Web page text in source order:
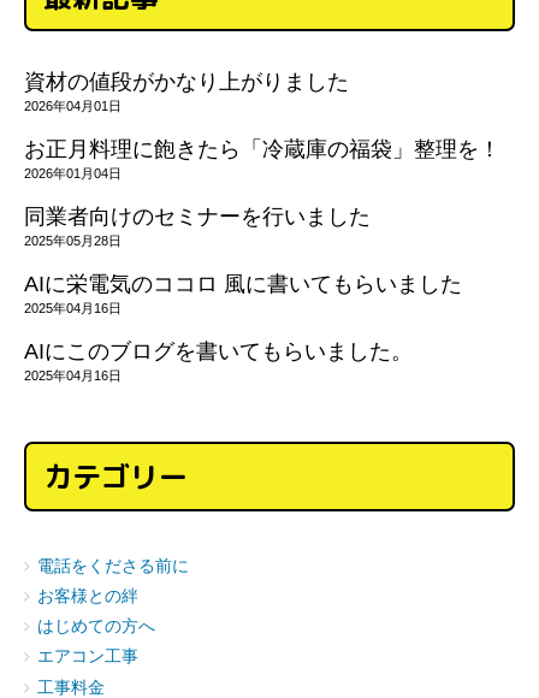
資材の値段がかなり上がりました
2026年04月01日
お正月料理に飽きたら「冷蔵庫の福袋」整理を！
2026年01月04日
同業者向けのセミナーを行いました
2025年05月28日
AIに栄電気のココロ 風に書いてもらいました
2025年04月16日
AIにこのブログを書いてもらいました。
2025年04月16日
カテゴリー
電話をくださる前に
お客様との絆
はじめての方へ
エアコン工事
工事料金